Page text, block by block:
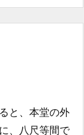
と、本堂の外
、八尺等間で